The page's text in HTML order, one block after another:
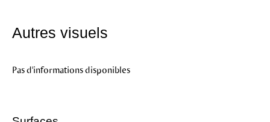
Autres visuels
Pas d'informations disponibles